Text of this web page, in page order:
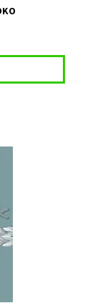
rozdelenie
za